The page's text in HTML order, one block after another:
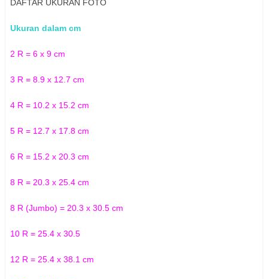
DAFTAR UKURAN FOTO
Ukuran dalam cm
2 R = 6 x 9 cm
3 R = 8.9 x 12.7 cm
4 R = 10.2 x 15.2 cm
5 R = 12.7 x 17.8 cm
6 R = 15.2 x 20.3 cm
8 R = 20.3 x 25.4 cm
8 R (Jumbo) = 20.3 x 30.5 cm
10 R = 25.4 x 30.5
12 R = 25.4 x 38.1 cm